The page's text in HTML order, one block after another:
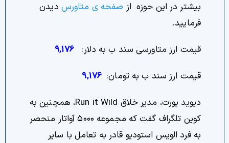
بیشتر در این حوزه از صفحه ی متاورس دیدن
فرمایید.
قیمت ارز متاورسی سند ب به دلار: 9,176
قیمت ارز سند ب به تومان: 9,176
دیوید پورت، مدیر خلاق Run it Wild، همچنین به
کوین تلگراف گفت که مجموعه ۵۰۰۰ آواتار منحصر
به فرد الویس استودیو قادر به تعامل با سایر